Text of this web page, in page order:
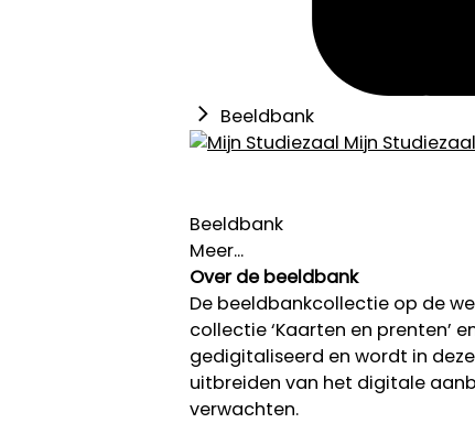
Beeldbank
Mijn
Beeldbank
Meer...
Over de beeldbank
De beeldbankcollectie op de
collectie ‘Kaarten en prenten’
gedigitaliseerd en wordt in
uitbreiden van het digitale
verwachten.